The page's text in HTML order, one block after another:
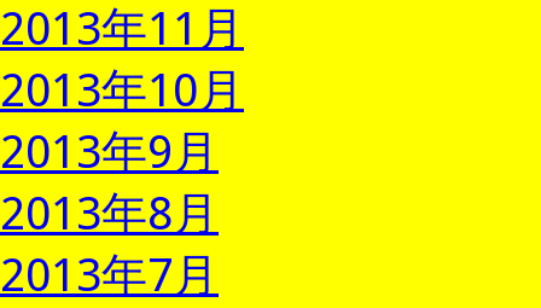
2013年11月
2013年10月
2013年9月
2013年8月
2013年7月